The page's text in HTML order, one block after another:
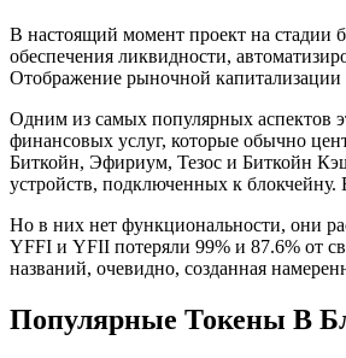
В настоящий момент проект на стадии
обеспечения ликвидности,
Отображение рыночной
Одним из самых популярных аспектов
финансовых услуг, которые обычно
Биткойн, Эфириум, Тезос и Биткойн
устройств, подключенных к блокчейну.
Но в них нет функциональности, они
YFFI и YFII потеряли 99% и 87.6% от
названий, очевидно, созданная
Популярные Токены В